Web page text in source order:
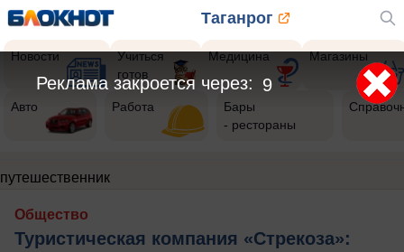
Таганрог
Новости
Учиться
готов
Медицина Магазины
Авто Работа
Бары
- рестораны
путешественник
Общество
Туристическая компания «Стрекоза»:
8
Реклама закроется через: